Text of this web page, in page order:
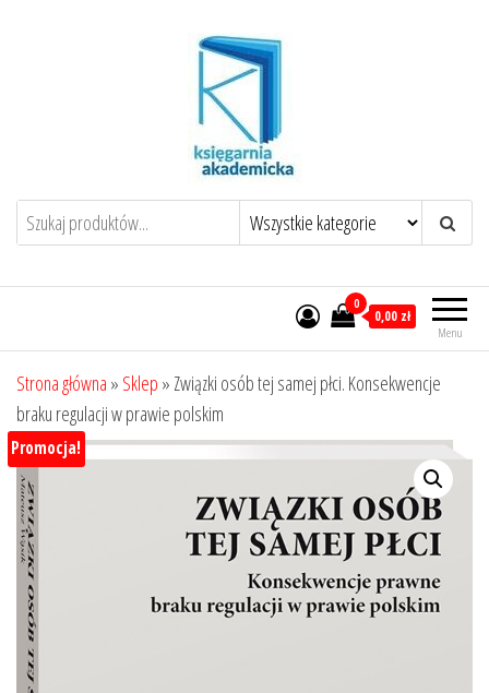
Menu
0
0,00 zł
Strona główna » Sklep » Związki osób tej samej płci. Konsekwencje
braku regulacji w prawie polskim
Promocja!